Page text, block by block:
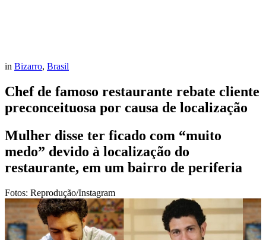
in Bizarro, Brasil
Chef de famoso restaurante rebate cliente
preconceituosa por causa de localização
Mulher disse ter ficado com “muito
medo” devido à localização do
restaurante, em um bairro de periferia
Fotos: Reprodução/Instagram